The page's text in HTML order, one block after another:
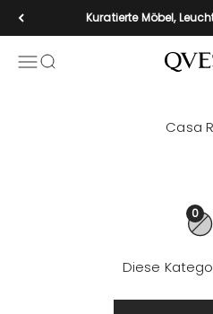
Zum Inhalt springenKuratierte Möbel,
Navigationsmenü öffnen
Suche öffnen qvest-
0
Diese